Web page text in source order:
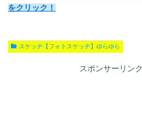
をクリック！
スケッチ【フォトスケッチ】ゆらゆら
スポンサーリンク